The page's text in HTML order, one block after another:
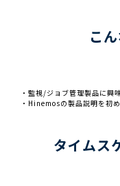
こ
・監視/ジョブ管理製品に興
・Hinemosの製品説明を初
タイムス